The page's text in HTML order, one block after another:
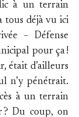
à un terrain
tous déjà vu ici
– Défense
pour ça !
était d’ailleurs
n’y pénétrait.
à un terrain
? Du coup, on